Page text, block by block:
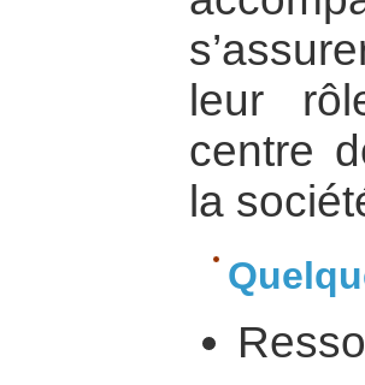
leur
centre
la